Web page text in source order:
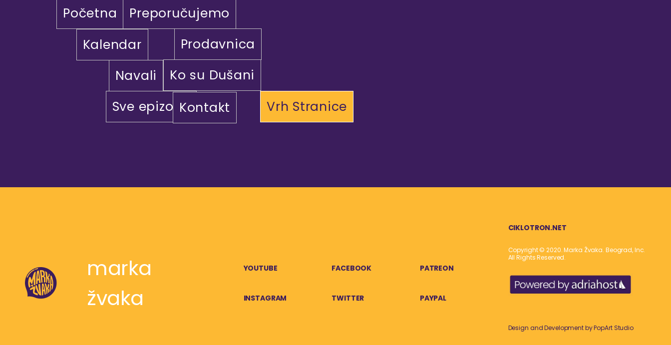
Početna
Preporučujemo
Kalendar
Prodavnica
Navali
Ko su Dušani
Sve epizodeKontakt Vrh Stranice
marka
žvaka
YOUTUBE FACEBOOK PATREON
INSTAGRAM TWITTER PAYPAL
CIKLOTRON.NET
Copyright © 2020. Marka Žvaka. Beograd, Inc.
All Rights Reserved.
Design and Development byPopArt Studio